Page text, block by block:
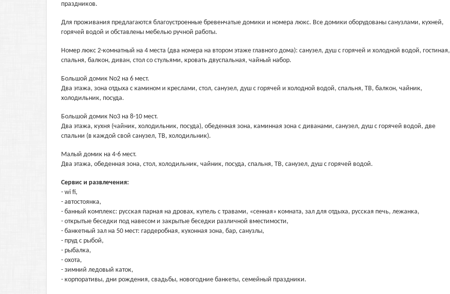
праздников.
Для проживания предлагаются благоустроенные бревенчатые домики и номера люкс. Все домики оборудованы санузлами, кухней,
горячей водой и обставлены мебелью ручной работы.
Номер люкс 2-комнатный на 4 места (два номера на втором этаже главного дома): санузел, душ с горячей и холодной водой, гостиная,
спальня, балкон, диван, стол со стульями, кровать двуспальная, чайный набор.
Большой домик No2 на 6 мест.
Два этажа, зона отдыха с камином и креслами, стол, санузел, душ с горячей и холодной водой, спальня, ТВ, балкон, чайник,
холодильник, посуда.
Большой домик No3 на 8-10 мест.
Два этажа, кухня (чайник, холодильник, посуда), обеденная зона, каминная зона с диванами, санузел, душ с горячей водой, две
спальни (в каждой свой санузел, ТВ, холодильник).
Малый домик на 4-6 мест.
Два этажа, обеденная зона, стол, холодильник, чайник, посуда, спальня, ТВ, санузел, душ с горячей водой.
Сервис и развлечения:
- wi fi,
- автостоянка,
- банный комплекс: русская парная на дровах, купель с травами, «сенная» комната, зал для отдыха, русская печь, лежанка,
- открытые беседки под навесом и закрытые беседки различной вместимости,
- банкетный зал на 50 мест: гардеробная, кухонная зона, бар, санузлы,
- пруд с рыбой,
- рыбалка,
- охота,
- зимний ледовый каток,
- корпоративы, дни рождения, свадьбы, новогодние банкеты, семейный праздники.